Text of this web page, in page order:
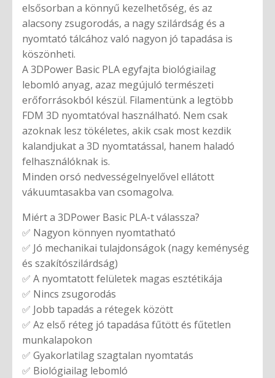
elsősorban a könnyű kezelhetőség, és az
alacsony zsugorodás, a nagy szilárdság és a
nyomtató tálcához való nagyon jó tapadása is
köszönheti.
A 3DPower Basic PLA egyfajta biológiailag
lebomló anyag, azaz megújuló természeti
erőforrásokból készül. Filamentünk a legtöbb
FDM 3D nyomtatóval használható. Nem csak
azoknak lesz tökéletes, akik csak most kezdik
kalandjukat a 3D nyomtatással, hanem haladó
felhasználóknak is.
Minden orsó nedvességelnyelővel ellátott
vákuumtasakba van csomagolva.
Miért a 3DPower Basic PLA-t válassza?
✅ Nagyon könnyen nyomtatható
✅ Jó mechanikai tulajdonságok (nagy keménység
és szakítószilárdság)
✅ A nyomtatott felületek magas esztétikája
✅ Nincs zsugorodás
✅ Jobb tapadás a rétegek között
✅ Az első réteg jó tapadása fűtött és fűtetlen
munkalapokon
✅ Gyakorlatilag szagtalan nyomtatás
✅ Biológiailag lebomló